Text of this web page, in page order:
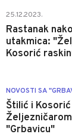
25.12.2023.
Rastanak
utakmica:
Kosorić
NOVOSTI SA
Štilić i
"Grbavicu"